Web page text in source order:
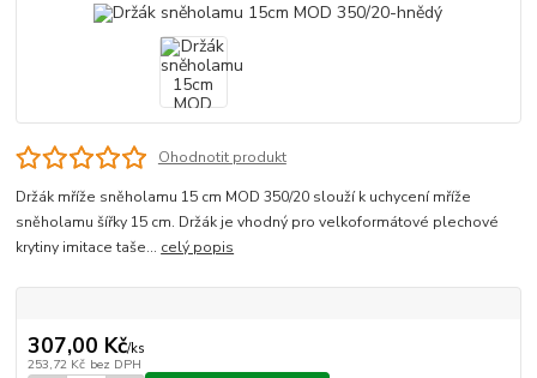
Ohodnotit produkt
Držák mříže sněholamu 15 cm MOD 350/20 slouží k uchycení mříže
sněholamu šířky 15 cm. Držák je vhodný pro velkoformátové plechové
krytiny imitace taše... celý popis
307,00 Kč/ks
253,72 Kč bez DPH